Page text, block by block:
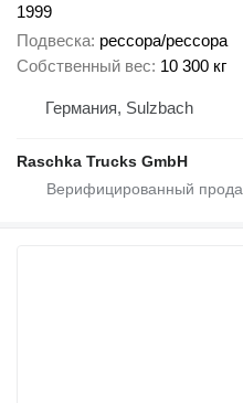
1999
Подвеска рессора/рессора
Собственный вес 10 300 кг
Германия, Sulzbach
Raschka Trucks GmbH